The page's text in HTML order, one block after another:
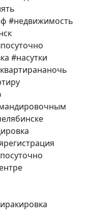
#недвижимость
#насутки